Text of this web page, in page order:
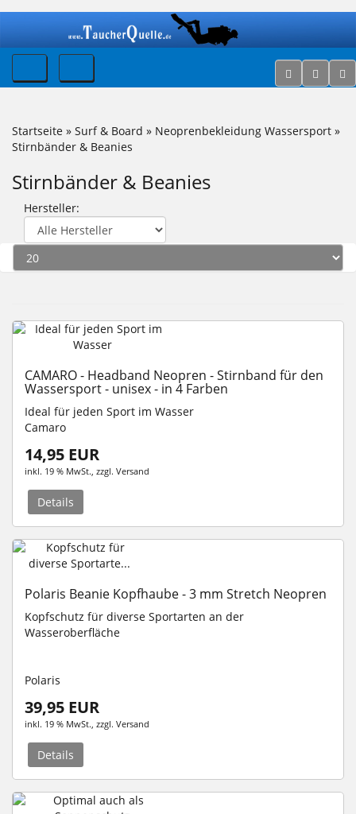
Startseite » Surf & Board » Neoprenbekleidung Wassersport »
Stirnbänder & Beanies
Stirnbänder & Beanies
Hersteller:
CAMARO - Headband Neopren - Stirnband für den
Wassersport - unisex - in 4 Farben
Ideal für jeden Sport im Wasser
Camaro
14,95 EUR
inkl. 19 % MwSt. , zzgl. Versand
Details
Polaris Beanie Kopfhaube - 3 mm Stretch Neopren
Kopfschutz für diverse Sportarten an der
Wasseroberfläche
Polaris
39,95 EUR
inkl. 19 % MwSt. , zzgl. Versand
Details